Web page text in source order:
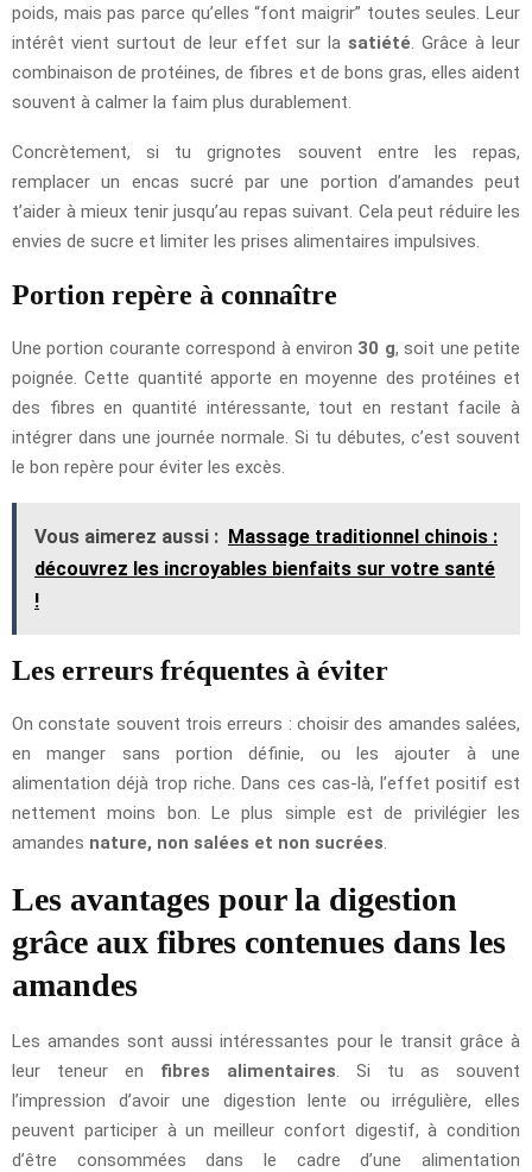
poids, mais pas parce qu’elles “font maigrir” toutes seules. Leur
intérêt vient surtout de leur effet sur la satiété . Grâce à leur
combinaison de protéines, de fibres et de bons gras, elles aident
souvent à calmer la faim plus durablement.
Concrètement, si tu grignotes souvent entre les repas,
remplacer un encas sucré par une portion d’amandes peut
t’aider à mieux tenir jusqu’au repas suivant. Cela peut réduire les
envies de sucre et limiter les prises alimentaires impulsives.
Portion repère à connaître
Une portion courante correspond à environ 30 g, soit une petite
poignée. Cette quantité apporte en moyenne des protéines et
des fibres en quantité intéressante, tout en restant facile à
intégrer dans une journée normale. Si tu débutes, c’est souvent
le bon repère pour éviter les excès.
Vous aimerez aussi : Massage traditionnel chinois :
découvrez les incroyables bienfaits sur votre santé
!
Les erreurs fréquentes à éviter
On constate souvent trois erreurs : choisir des amandes salées,
en manger sans portion définie, ou les ajouter à une
alimentation déjà trop riche. Dans ces cas-là, l’effet positif est
nettement moins bon. Le plus simple est de privilégier les
amandes nature, non salées et non sucrées
Les avantages pour la digestion
grâce aux fibres contenues dans les
amandes
Les amandes sont aussi intéressantes pour le transit grâce à
leur teneur en fibres alimentaires . Si tu as souvent
l’impression d’avoir une digestion lente ou irrégulière, elles
peuvent participer à un meilleur confort digestif, à condition
d’être consommées dans le cadre d’une alimentation